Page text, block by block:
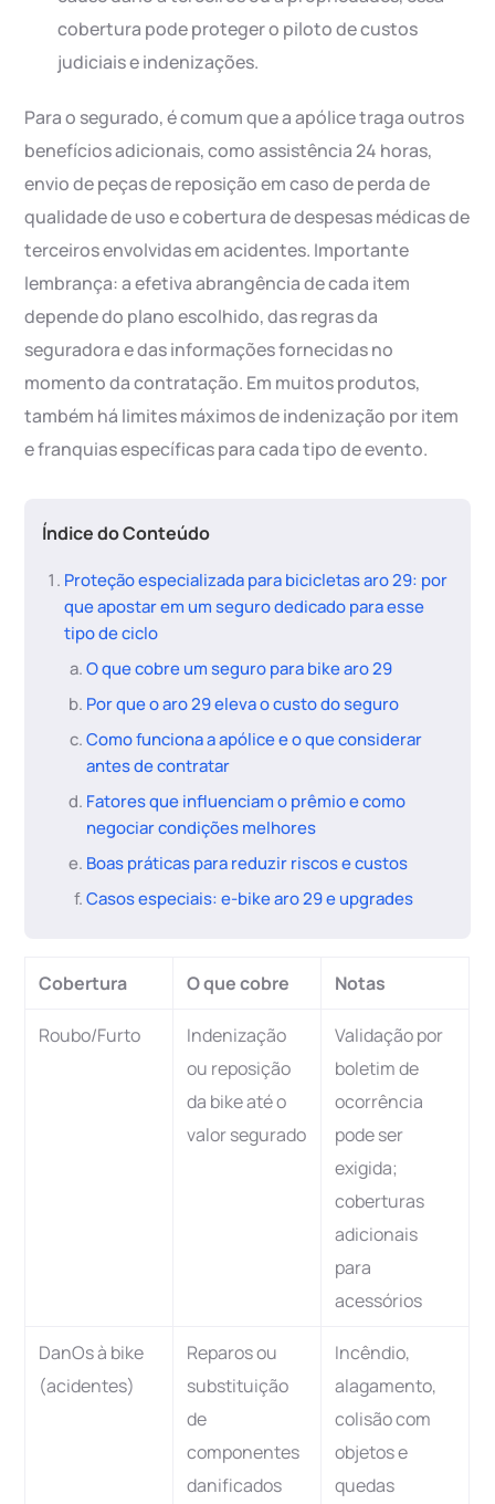
cobertura pode proteger o piloto de custos
judiciais e indenizações.
Para o segurado, é comum que a apólice traga outros
benefícios adicionais, como assistência 24 horas,
envio de peças de reposição em caso de perda de
qualidade de uso e cobertura de despesas médicas de
terceiros envolvidas em acidentes. Importante
lembrança: a efetiva abrangência de cada item
depende do plano escolhido, das regras da
seguradora e das informações fornecidas no
momento da contratação. Em muitos produtos,
também há limites máximos de indenização por item
e franquias específicas para cada tipo de evento.
Índice do Conteúdo
Proteção especializada para bicicletas aro 29: por
que apostar em um seguro dedicado para esse
tipo de ciclo
O que cobre um seguro para bike aro 29
Por que o aro 29 eleva o custo do seguro
Como funciona a apólice e o que considerar
antes de contratar
Fatores que influenciam o prêmio e como
negociar condições melhores
Boas práticas para reduzir riscos e custos
Casos especiais: e-bike aro 29 e upgrades
Cobertura O que cobre Notas
Roubo/Furto
Indenização
ou reposição
da bike até o
valor segurado
Validação por
boletim de
ocorrência
pode ser
exigida;
coberturas
adicionais
para
acessórios
DanOs à bike
(acidentes)
Reparos ou
substituição
de
componentes
danificados
Incêndio,
alagamento,
colisão com
objetos e
quedas